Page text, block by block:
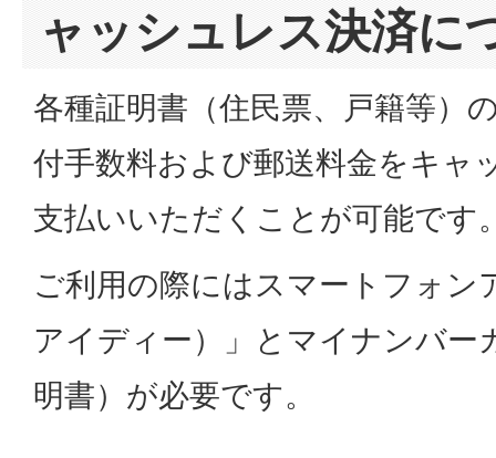
ャッシュレス決済に
各種証明書（住民票、戸籍等）
付手数料および郵送料金をキャ
支払いいただくことが可能です
ご利用の際にはスマートフォン
アイディー）」とマイナンバー
明書）が必要です。